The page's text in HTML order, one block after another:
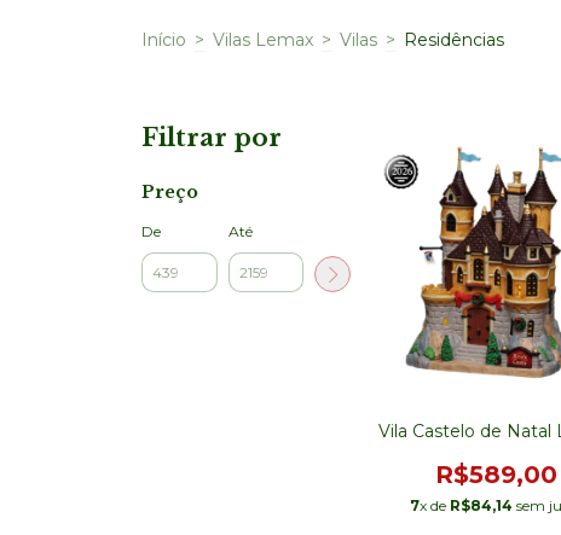
Início > Vilas Lemax > Vilas > Residências
Filtrar por
Preço
De Até
Vila Castelo de Natal
R$589,00
7x de R$84,14 sem